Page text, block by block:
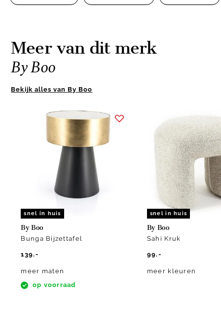
Meer van dit merk
By Boo
Bekijk alles van By Boo
snel in huis
By Boo
Bunga Bijzettafel
139.-
meer maten
op voorraad
snel in huis
By Boo
Sahi Kruk
99.-
meer kleuren